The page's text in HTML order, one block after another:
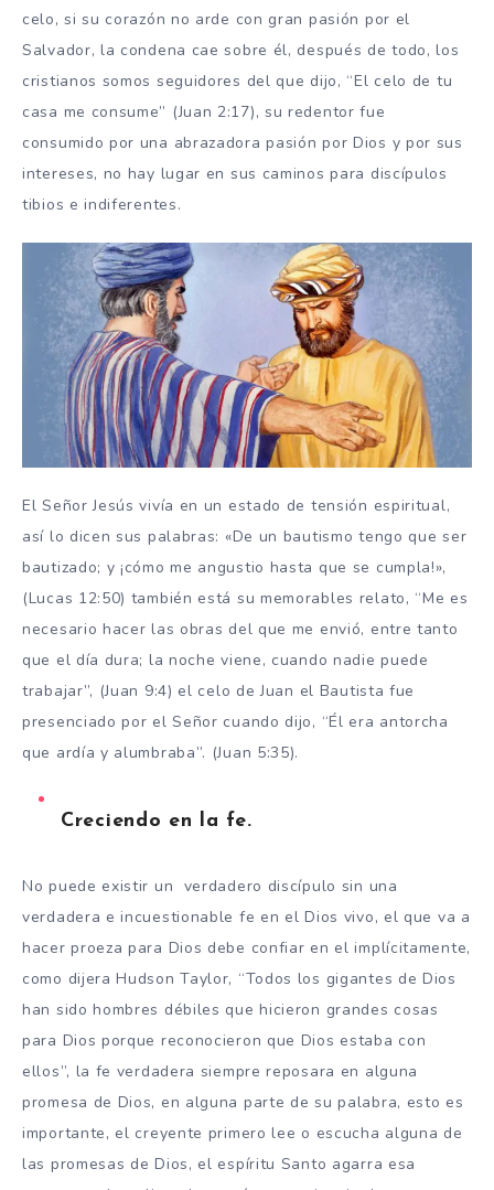
celo, si su corazón no arde con gran pasión por el
Salvador, la condena cae sobre él, después de todo, los
cristianos somos seguidores del que dijo, “El celo de tu
casa me consume” (Juan 2:17), su redentor fue
consumido por una abrazadora pasión por Dios y por sus
intereses, no hay lugar en sus caminos para discípulos
tibios e indiferentes.
El Señor Jesús vivía en un estado de tensión espiritual,
así lo dicen sus palabras: «De un bautismo tengo que ser
bautizado; y ¡cómo me angustio hasta que se cumpla!»,
(Lucas 12:50) también está su memorables relato, “Me es
necesario hacer las obras del que me envió, entre tanto
que el día dura; la noche viene, cuando nadie puede
trabajar”, (Juan 9:4) el celo de Juan el Bautista fue
presenciado por el Señor cuando dijo, “Él era antorcha
que ardía y alumbraba”. (Juan 5:35).
Creciendo en la fe.
No puede existir un verdadero discípulo sin una
verdadera e incuestionable fe en el Dios vivo, el que va a
hacer proeza para Dios debe confiar en el implícitamente,
como dijera Hudson Taylor, “Todos los gigantes de Dios
han sido hombres débiles que hicieron grandes cosas
para Dios porque reconocieron que Dios estaba con
ellos”, la fe verdadera siempre reposara en alguna
promesa de Dios, en alguna parte de su palabra, esto es
importante, el creyente primero lee o escucha alguna de
las promesas de Dios, el espíritu Santo agarra esa